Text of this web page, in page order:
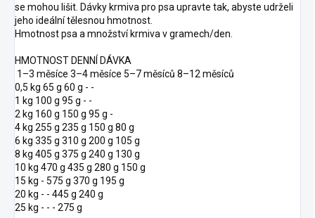
se mohou lišit. Dávky krmiva pro psa upravte tak, abyste udrželi
jeho ideální tělesnou hmotnost.
Hmotnost psa a množství krmiva v gramech/den.
HMOTNOST DENNÍ DÁVKA
1–3 měsíce 3–4 měsíce 5–7 měsíců 8–12 měsíců
0,5 kg 65 g 60 g - -
1 kg 100 g 95 g - -
2 kg 160 g 150 g 95 g -
4 kg 255 g 235 g 150 g 80 g
6 kg 335 g 310 g 200 g 105 g
8 kg 405 g 375 g 240 g 130 g
10 kg 470 g 435 g 280 g 150 g
15 kg - 575 g 370 g 195 g
20 kg - - 445 g 240 g
25 kg - - - 275 g